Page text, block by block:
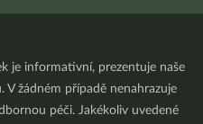
je informativní, prezentuje naše
V žádném případě nenahrazuje
péči. Jakékoliv uvedené